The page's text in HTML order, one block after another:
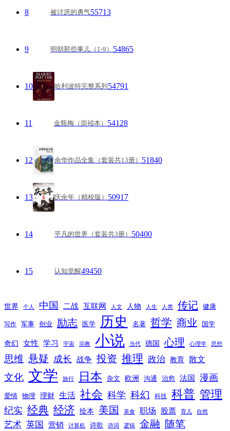
8 被讨厌的勇气55713
9 明朝那些事儿（1-9） 54865
10 哈利波特完整系列 54791
11 金瓶梅（崇祯本） 54128
12 余华作品全集（套装共13册） 51840
13 庆余年（精校版） 50917
14 平凡的世界（套装共3册） 50400
15 认知觉醒49450
世界 个人 中国 二战 互联网 人文 人物 人生 人类 传记 健康
写作 军事 创业 励志 医学 历史 名著 哲学 商业 国学
奇幻 女性 学习 宇宙 宗教 小说 当代 德国 心理 心理学 思想
思维 悬疑 成长 战争 投资 推理 政治 教育 散文
文化 文学 旅行 日本 杂文 欧洲 沟通 治愈 法国 漫画
爱情 物理 理财 生活 社会 科学 科幻 科技 科普 管理
纪实 经典 经济 绘本 美国 美食 职场 股票 育儿 自然
艺术 英国 营销 计算机 诗歌 诗词 逻辑 金融 随笔